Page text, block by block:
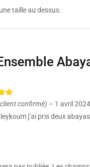
taille au dessus.
confirmé) – 1 avril 2024
j’ai pris deux